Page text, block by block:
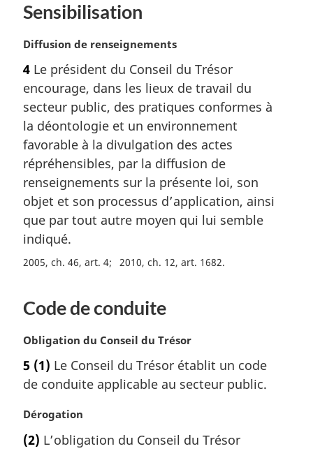
Sensibilisation
N
t
e
m
a
g
i
n
a
e
:
Diffusion de renseignements
4 Le président du Conseil du Trésor
encourage, dans les lieux de travail du
secteur public, des pratiques conformes à
la déontologie et un environnement
favorable à la divulgation des actes
répréhensibles, par la diffusion de
renseignements sur la présente loi, son
objet et son processus d’application, ainsi
que par tout autre moyen qui lui semble
indiqué.
2005, ch. 46, art. 4 2010, ch. 12, art. 1682
Code de conduite
N
t
e
a
r
g
Obligation du Conseil du Trésor
5 (1) Le Conseil du Trésor établit un code
de conduite applicable au secteur public.
N
t
Dérogation
(2) L’obligation du Conseil du Trésor